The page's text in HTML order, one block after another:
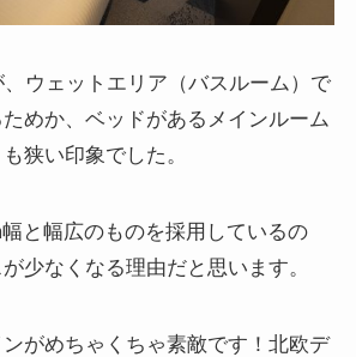
ウェットエリア（バスルーム）で
めか、ベッドがあるメインルーム
狭い印象でした。
と幅広のものを採用しているの
少なくなる理由だと思います。
がめちゃくちゃ素敵です！北欧デ